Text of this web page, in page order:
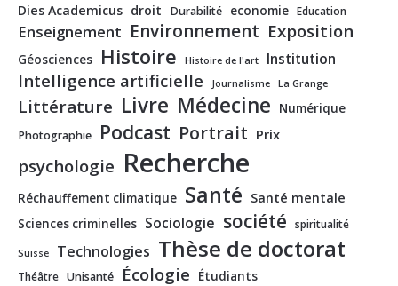
Dies Academicus droit Durabilité economie Education
Enseignement Environnement Exposition
Géosciences Histoire Histoire de l'art Institution
Intelligence artificielle Journalisme La Grange
Littérature Livre Médecine Numérique
Photographie Podcast Portrait Prix
psychologie Recherche
Réchauffement climatique Santé Santé mentale
Sciences criminelles Sociologie société spiritualité
Suisse Technologies Thèse de doctorat
Théâtre Unisanté Écologie Étudiants